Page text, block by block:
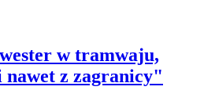
w tramwaju,
nawet z zagranicy"